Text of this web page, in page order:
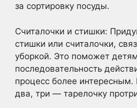
за сортировку посуды.
Считалочки и стишки:
стишки или считалочки,
уборкой. Это поможет
последовательность
процесс более
два, три — тарелочку